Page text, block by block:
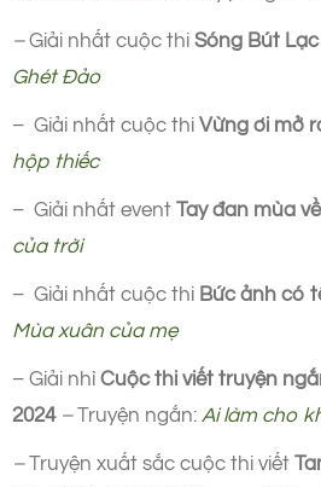
–Giải nhất cuộc thi Sóng Bút
Ghét Đảo
– Giải nhất cuộc thi Vừng ơi mở
hộp thiếc
– Giải nhất event Tay đan mùa về
của trời
– Giải nhất cuộc thi Bức ảnh có
Mùa xuân của mẹ
– Giải nhì Cuộc thi viết truyện
2024–Truyện ngắn: Ai làm cho
–Truyện xuất sắc cuộc thi viết